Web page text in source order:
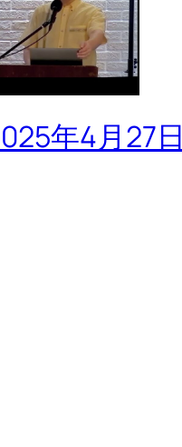
年4月27日